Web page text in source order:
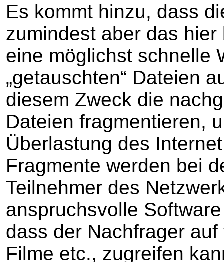
Es kommt hinzu, dass
zumindest aber das
eine möglichst schnelle
„getauschten“ Dateien
diesem Zweck die
Dateien fragmentieren,
Überlastung des
Fragmente werden bei
Teilnehmer des
anspruchsvolle
dass der Nachfrager
Filme etc., zugreifen